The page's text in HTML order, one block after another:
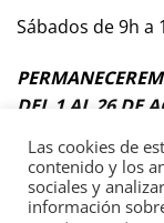
Sábados de 9h a
DEL 1 AL 26 DE
Las cookies de
contenido y los
sociales y
información